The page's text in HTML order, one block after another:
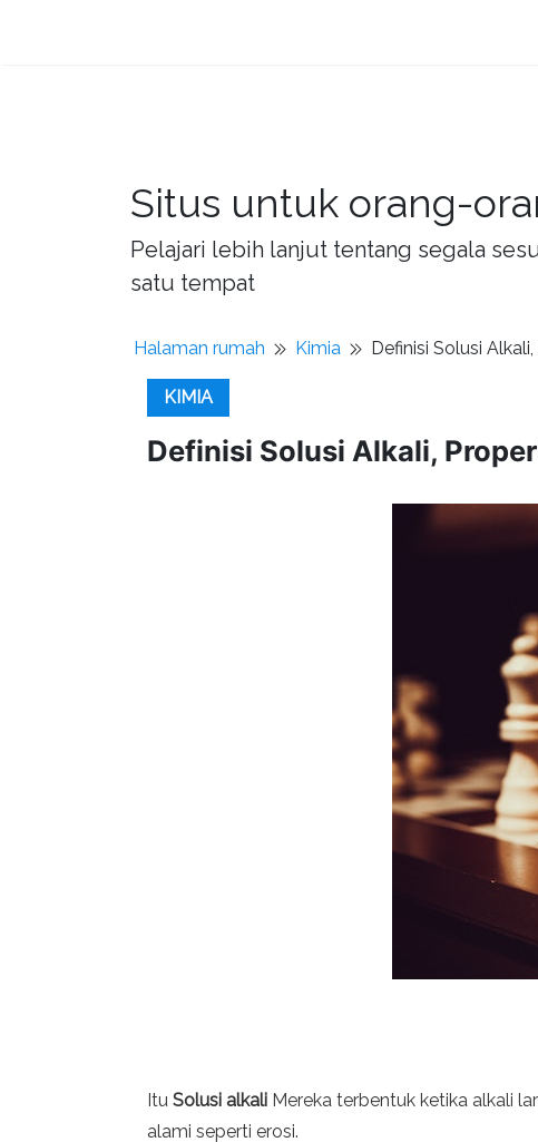
Situs untuk orang-
Pelajari lebih lanjut tentang segala
satu tempat
Halaman rumah Kimia Definisi Solusi
KIMIA
Definisi Solusi Alkali,
Itu Solusi alkali Mereka terbentuk ketika alkali
alami seperti erosi.